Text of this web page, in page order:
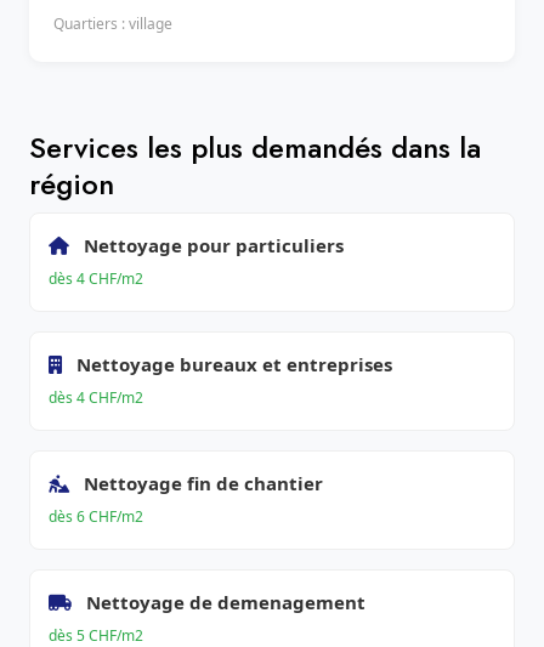
Quartiers : village
Services les plus demandés dans la
région
Nettoyage pour particuliers
dès 4 CHF/m2
Nettoyage bureaux et entreprises
dès 4 CHF/m2
Nettoyage fin de chantier
dès 6 CHF/m2
Nettoyage de demenagement
dès 5 CHF/m2